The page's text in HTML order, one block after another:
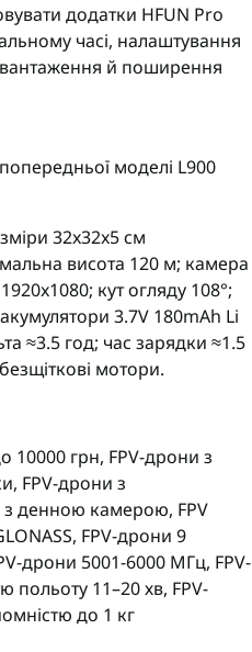
додатки HFUN Pro
часі, налаштування
й поширення
моделі L900
32x32x5 см
висота 120 м; камера
кут огляду 108°;
3.7V 180mAh Li
≈3.5 год; час зарядки ≈1.5
мотори.
10000 грн, FPV-дрони з
, FPV-дрони з
з денною камерою, FPV
, FPV-дрони 9
дрони 5001-6000 МГц, FPV-
польоту 11–20 хв, FPV-
до 1 кг